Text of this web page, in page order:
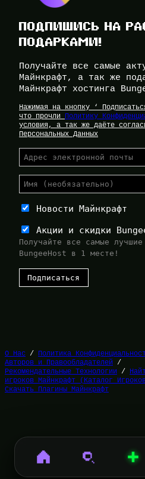
ПОДПИШИСЬ НА
ПОДАРКАМИ!
Получайте все самые
Майнкрафт, а так же
Майнкрафт хостинга
Нажимая на кнопку ‘
что прочли Политику
условия, а так же даёте
Персональных Данных
Новости Майнкрафт
Акции и скидки
Получайте все самые
BungeeHost в 1 месте!
О Нас / Политика
Авторов и Правообладателей /
Рекомендательные Технологии /
игроков Майнкрафт (Каталог
Скачать Плагины Майнкрафт